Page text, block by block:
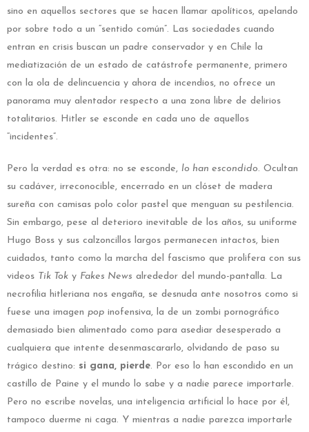
sino en aquellos sectores que se hacen llamar apolíticos, apelando
por sobre todo a un “sentido común”. Las sociedades cuando
entran en crisis buscan un padre conservador y en Chile la
mediatización de un estado de catástrofe permanente, primero
con la ola de delincuencia y ahora de incendios, no ofrece un
panorama muy alentador respecto a una zona libre de delirios
totalitarios. Hitler se esconde en cada uno de aquellos
“incidentes”.
Pero la verdad es otra: no se esconde, lo han escondido. Ocultan
su cadáver, irreconocible, encerrado en un clóset de madera
sureña con camisas polo color pastel que menguan su pestilencia.
Sin embargo, pese al deterioro inevitable de los años, su uniforme
Hugo Boss y sus calzoncillos largos permanecen intactos, bien
cuidados, tanto como la marcha del fascismo que prolifera con sus
videos Tik Tok y Fakes News alrededor del mundo-pantalla. La
necrofilia hitleriana nos engaña, se desnuda ante nosotros como si
fuese una imagen pop inofensiva, la de un zombi pornográfico
demasiado bien alimentado como para asediar desesperado a
cualquiera que intente desenmascararlo, olvidando de paso su
trágico destino: si gana, pierde. Por eso lo han escondido en un
castillo de Paine y el mundo lo sabe y a nadie parece importarle.
Pero no escribe novelas, una inteligencia artificial lo hace por él,
tampoco duerme ni caga. Y mientras a nadie parezca importarle